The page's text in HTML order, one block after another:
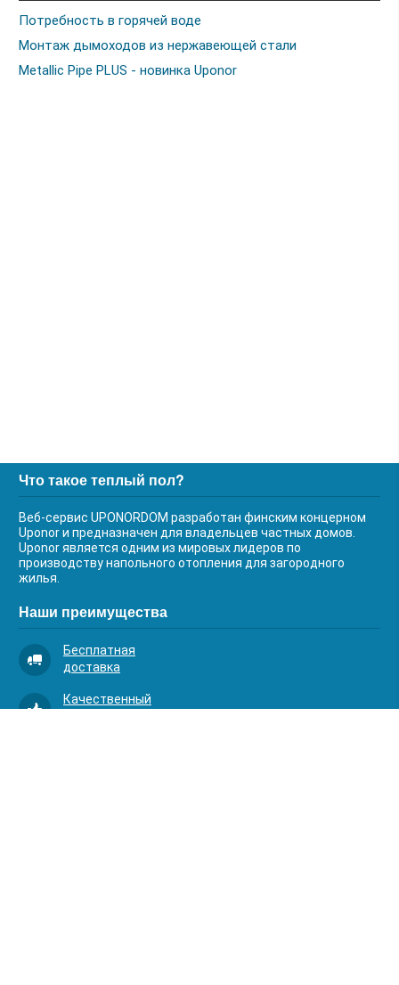
Потребность в горячей воде
Монтаж дымоходов из нержавеющей стали
Metallic Pipe PLUS - новинка Uponor
Что такое теплый пол?
Веб-сервис UPONORDOM разработан финским концерном
Uponor и предназначен для владельцев частных домов.
Uponor является одним из мировых лидеров по
производству напольного отопления для загородного
жилья.
Наши преимущества
Бесплатная
доставка
Качественный